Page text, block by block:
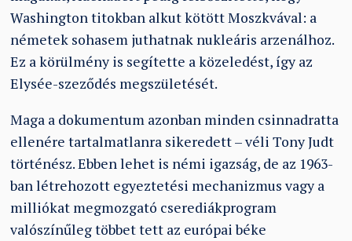
Washington titokban alkut kötött Moszkvával: a
németek sohasem juthatnak nukleáris arzenálhoz.
Ez a körülmény is segítette a közeledést, így az
Elysée-szeződés megszületését.
Maga a dokumentum azonban minden csinnadratta
ellenére tartalmatlanra sikeredett – véli Tony Judt
történész. Ebben lehet is némi igazság, de az 1963-
ban létrehozott egyeztetési mechanizmus vagy a
milliókat megmozgató cserediákprogram
valószínűleg többet tett az európai béke